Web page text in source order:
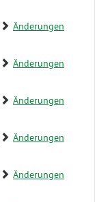
Änderungen
Änderungen
Änderungen
Änderungen
Änderungen